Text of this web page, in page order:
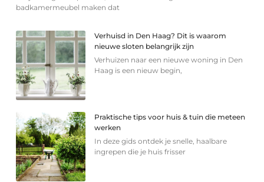
badkamermeubel maken dat
Verhuisd in Den Haag? Dit is waarom
nieuwe sloten belangrijk zijn
Verhuizen naar een nieuwe woning in Den
Haag is een nieuw begin,
Praktische tips voor huis & tuin die meteen
werken
In deze gids ontdek je snelle, haalbare
ingrepen die je huis frisser